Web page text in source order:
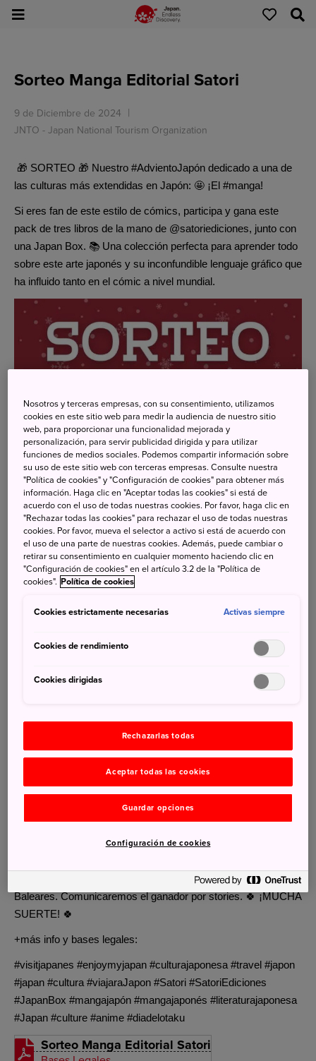
Sorteo Manga Editorial Satori
9 de Diciembre de 2024
JNTO - Japan National Tourism Organization
🎁 SORTEO 🎁 Nuestro #AdvientoJapón dedicado a una de
las culturas más extendidas en Japón: 🤩 ¡El #manga!
Si eres fan de este estilo de cómics, participa y gana este
pack de tres libros de la mano de @satoriediciones, junto con
una Japan Box. 📚 Una colección perfecta para aprender todo
sobre este arte japonés y su inconfundible lenguaje gráfico que
ha influido tanto en el cómic a nivel mundial.
☑️ Sigue a @visitjapan_es y @satoriediciones
mencionándonos con #AdvientoJapón te lo agradecemos
japonés datan de los rollos de caricaturas de animales Ch ō ū
mencionando a personas diferentes) hasta el domingo 15 de
válido solo para el territorio español de la península e Islas
Baleares. Comunicaremos el ganador por stories. 🍀 ¡MUCHA
SUERTE! 🍀
+más info y bases legales:
#visitjapanes #enjoymyjapan #culturajaponesa #travel #japon
#japan #cultura #viajaraJapon #Satori #SatoriEdiciones
#JapanBox #mangajapón #mangajaponés #literaturajaponesa
#Japan #culture #anime #diadelotaku
Sorteo Manga Editorial Satori
Nosotros y terceras empresas, con su consentimiento, utilizamos
cookies en este sitio web para medir la audiencia de nuestro sitio
web, para proporcionar una funcionalidad mejorada y
personalización, para servir publicidad dirigida y para utilizar
funciones de medios sociales. Podemos compartir información sobre
su uso de este sitio web con terceras empresas. Consulte nuestra
"Política de cookies" y "Configuración de cookies" para obtener más
información. Haga clic en "Aceptar todas las cookies" si está de
acuerdo con el uso de todas nuestras cookies. Por favor, haga clic en
"Rechazar todas las cookies" para rechazar el uso de todas nuestras
cookies. Por favor, mueva el selector a activo si está de acuerdo con
el uso de una parte de nuestras cookies. Además, puede cambiar o
retirar su consentimiento en cualquier momento haciendo clic en
"Configuración de cookies" en el artículo 3.2 de la "Política de
cookies". Política de cookies
Cookies estrictamente necesarias Activas siempre
Cookies de rendimiento
Cookies dirigidas
Rechazarlas todas
Aceptar todas las cookies
Guardar opciones
Configuración de cookies